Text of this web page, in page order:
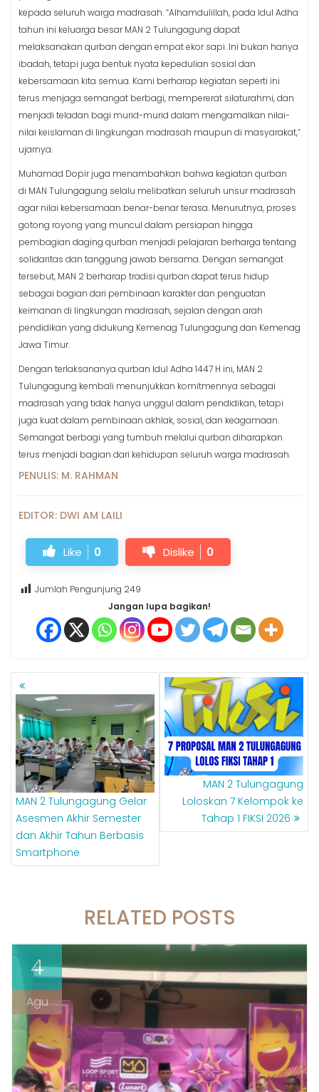
kepada seluruh warga madrasah. “Alhamdulillah, pada Idul Adha
tahun ini keluarga besar MAN 2 Tulungagung dapat
melaksanakan qurban dengan empat ekor sapi. Ini bukan hanya
ibadah, tetapi juga bentuk nyata kepedulian sosial dan
kebersamaan kita semua. Kami berharap kegiatan seperti ini
terus menjaga semangat berbagi, mempererat silaturahmi, dan
menjadi teladan bagi murid-murid dalam mengamalkan nilai-
nilai keislaman di lingkungan madrasah maupun di masyarakat,”
ujarnya.
Muhamad Dopir juga menambahkan bahwa kegiatan qurban
di MAN Tulungagung selalu melibatkan seluruh unsur madrasah
agar nilai kebersamaan benar-benar terasa. Menurutnya, proses
gotong royong yang muncul dalam persiapan hingga
pembagian daging qurban menjadi pelajaran berharga tentang
solidaritas dan tanggung jawab bersama. Dengan semangat
tersebut, MAN 2 berharap tradisi qurban dapat terus hidup
sebagai bagian dari pembinaan karakter dan penguatan
keimanan di lingkungan madrasah, sejalan dengan arah
pendidikan yang didukung Kemenag Tulungagung dan Kemenag
Jawa Timur.
Dengan terlaksananya qurban Idul Adha 1447 H ini, MAN 2
Tulungagung kembali menunjukkan komitmennya sebagai
madrasah yang tidak hanya unggul dalam pendidikan, tetapi
juga kuat dalam pembinaan akhlak, sosial, dan keagamaan.
Semangat berbagi yang tumbuh melalui qurban diharapkan
terus menjadi bagian dari kehidupan seluruh warga madrasah.
PENULIS: M. RAHMAN
EDITOR: DWI AM LAILI
Like 0 Dislike 0
Jumlah Pengunjung 249
Jangan lupa bagikan!
NAVIGASI
POS
MAN 2 Tulungagung Gelar
Asesmen Akhir Semester
dan Akhir Tahun Berbasis
Smartphone
MAN 2 Tulungagung
Loloskan 7 Kelompok ke
Tahap 1 FIKSI 2026
RELATED POSTS
4
Agu